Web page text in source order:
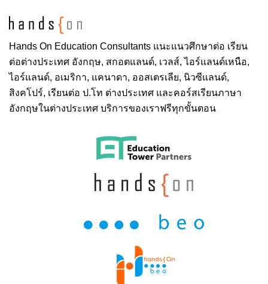
Hands On Education Consultants แนะแนวศึกษาต่อ เรียน
ต่อต่างประเทศ อังกฤษ, สกอตแลนด์, เวลส์, ไอร์แลนด์เหนือ,
ไอร์แลนด์, อเมริกา, แคนาดา, ออสเตรเลีย, นิวซีแลนด์,
สิงคโปร์, เรียนต่อ ป.โท ต่างประเทศ และคอร์สเรียนภาษา
อังกฤษในต่างประเทศ บริการของเราฟรีทุกขั้นตอน